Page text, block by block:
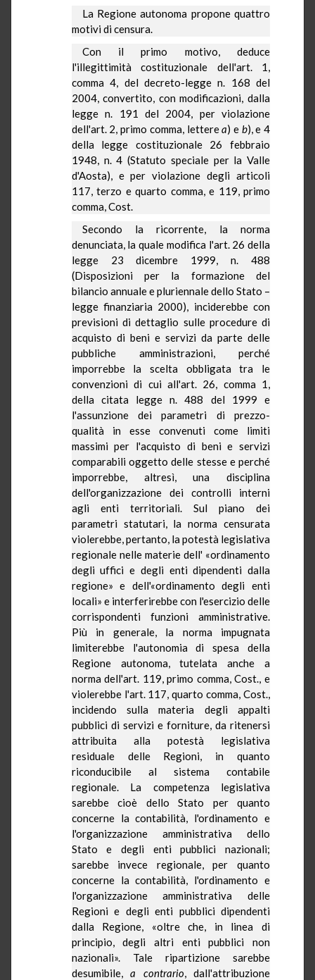
La Regione autonoma propone quattro
motivi di censura.
Con il primo motivo, deduce
l'illegittimità costituzionale dell'art. 1,
comma 4, del decreto-legge n. 168 del
2004, convertito, con modificazioni, dalla
legge n. 191 del 2004, per violazione
dell'art. 2, primo comma, letterea) e b), e 4
della legge costituzionale 26 febbraio
1948, n. 4 (Statuto speciale per la Valle
d'Aosta), e per violazione degli articoli
117, terzo e quarto comma, e 119, primo
comma, Cost.
Secondo la ricorrente, la norma
denunciata, la quale modifica l'art. 26 della
legge 23 dicembre 1999, n. 488
(Disposizioni per la formazione del
bilancio annuale e pluriennale dello Stato –
legge finanziaria 2000), inciderebbe con
previsioni di dettaglio sulle procedure di
acquisto di beni e servizi da parte delle
pubbliche amministrazioni, perché
imporrebbe la scelta obbligata tra le
convenzioni di cui all'art. 26, comma 1,
della citata legge n. 488 del 1999 e
l'assunzione dei parametri di prezzo-
qualità in esse convenuti come limiti
massimi per l'acquisto di beni e servizi
comparabili oggetto delle stesse e perché
imporrebbe, altresì, una disciplina
dell'organizzazione dei controlli interni
agli enti territoriali. Sul piano dei
parametri statutari, la norma censurata
violerebbe, pertanto, la potestà legislativa
regionale nelle materie dell' «ordinamento
degli uffici e degli enti dipendenti dalla
regione» e dell'«ordinamento degli enti
locali» e interferirebbe con l'esercizio delle
corrispondenti funzioni amministrative.
Più in generale, la norma impugnata
limiterebbe l'autonomia di spesa della
Regione autonoma, tutelata anche a
norma dell'art. 119, primo comma, Cost., e
violerebbe l'art. 117, quarto comma, Cost.,
incidendo sulla materia degli appalti
pubblici di servizi e forniture, da ritenersi
attribuita alla potestà legislativa
residuale delle Regioni, in quanto
riconducibile al sistema contabile
regionale. La competenza legislativa
sarebbe cioè dello Stato per quanto
concerne la contabilità, l'ordinamento e
l'organizzazione amministrativa dello
Stato e degli enti pubblici nazionali;
sarebbe invece regionale, per quanto
concerne la contabilità, l'ordinamento e
l'organizzazione amministrativa delle
Regioni e degli enti pubblici dipendenti
dalla Regione, «oltre che, in linea di
principio, degli altri enti pubblici non
nazionali». Tale ripartizione sarebbe
desumibile,a contrario, dall'attribuzione